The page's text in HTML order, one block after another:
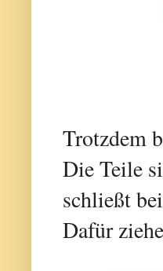
Trotzdem
Die Teile
schließt
Dafür